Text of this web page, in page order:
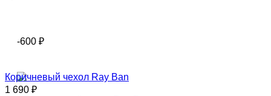
-600 ₽
Коричневый чехол Ray Ban
1 690 ₽